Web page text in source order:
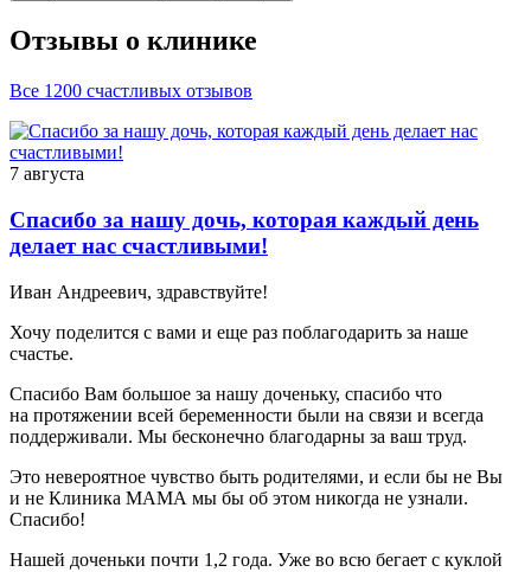
Отзывы о клинике
Все 1200 счастливых отзывов
7 августа
Спасибо за нашу дочь, которая каждый день
делает нас счастливыми!
Иван Андреевич, здравствуйте!
Хочу поделится с вами и еще раз поблагодарить за наше
счастье.
Спасибо Вам большое за нашу доченьку, спасибо что
на протяжении всей беременности были на связи и всегда
поддерживали. Мы бесконечно благодарны за ваш труд.
Это невероятное чувство быть родителями, и если бы не Вы
и не Клиника МАМА мы бы об этом никогда не узнали.
Спасибо!
Нашей доченьки почти 1,2 года. Уже во всю бегает с куклой